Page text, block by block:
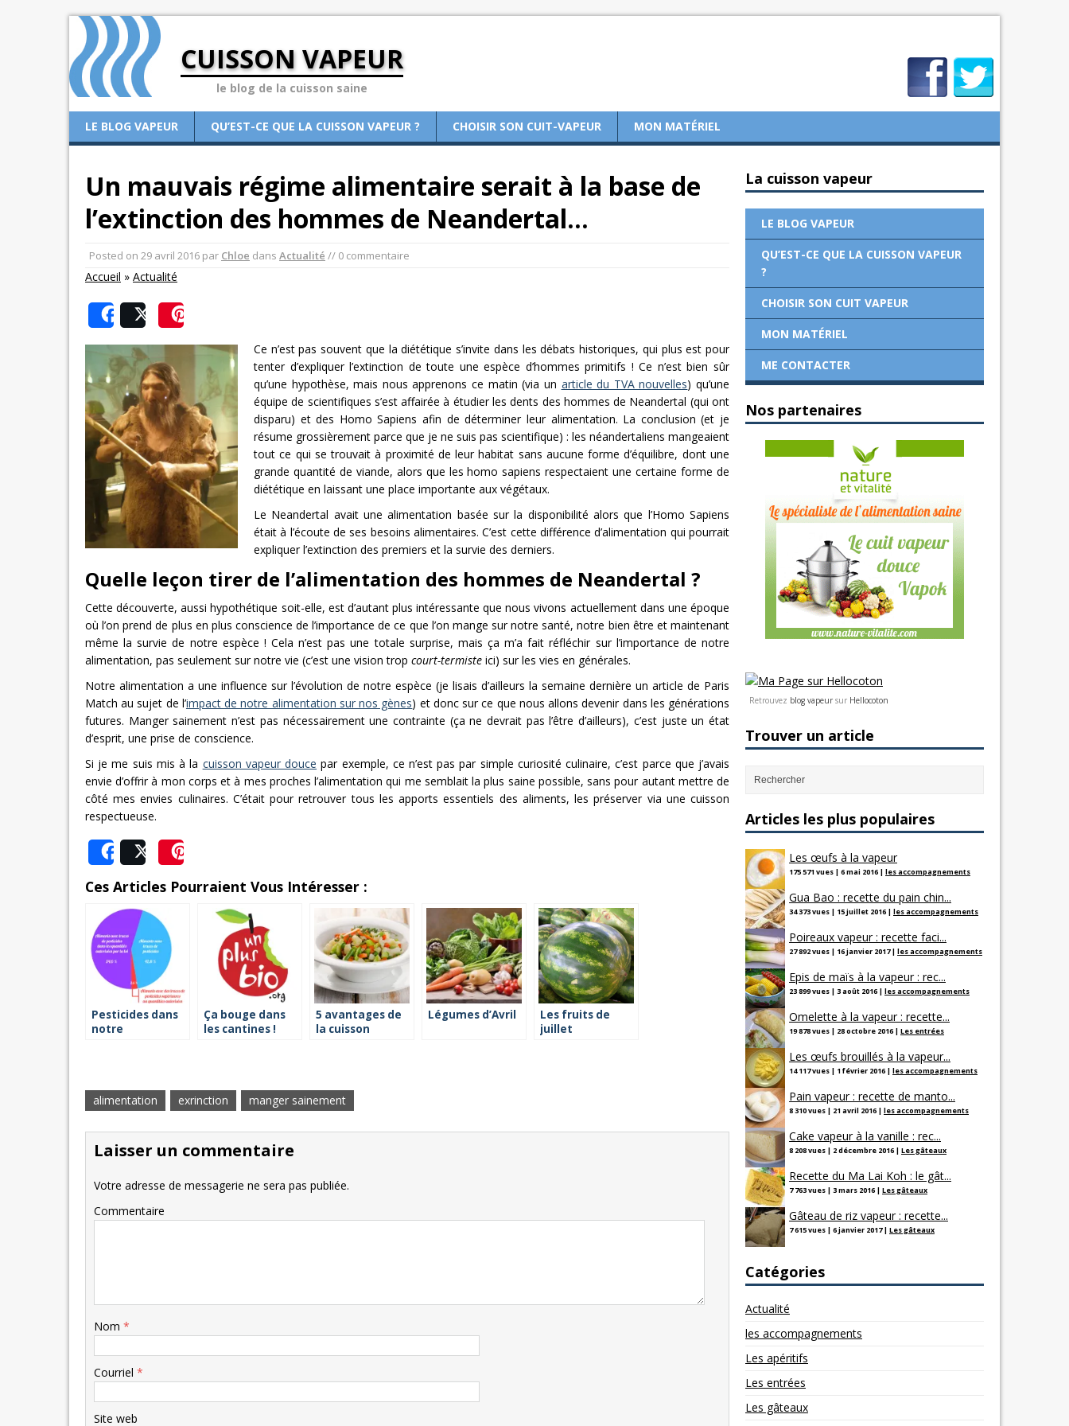
CUISSON VAPEUR
le blog de la cuisson saine
LE BLOG VAPEUR QU’EST-CE QUE LA CUISSON VAPEUR ? CHOISIR SON CUIT-VAPEUR MON MATÉRIEL
Un mauvais régime alimentaire serait à la base de
l’extinction des hommes de Neandertal…
Posted on 29 avril 2016 par Chloe dans Actualité // 0 commentaire
Accueil » Actualité
SharePost
Ce n’est pas souvent que la diététique s’invite dans les débats historiques, qui plus est pour
tenter d’expliquer l’extinction de toute une espèce d’hommes primitifs ! Ce n’est bien sûr
qu’une hypothèse, mais nous apprenons ce matin (via un article du TVA nouvelles) qu’une
équipe de scientifiques s’est affairée à étudier les dents des hommes de Neandertal (qui ont
disparu) et des Homo Sapiens afin de déterminer leur alimentation. La conclusion (et je
résume grossièrement parce que je ne suis pas scientifique) : les néandertaliens mangeaient
tout ce qui se trouvait à proximité de leur habitat sans aucune forme d’équilibre, dont une
grande quantité de viande, alors que les homo sapiens respectaient une certaine forme de
diététique en laissant une place importante aux végétaux.
Le Neandertal avait une alimentation basée sur la disponibilité alors que l’Homo Sapiens
était à l’écoute de ses besoins alimentaires. C’est cette différence d’alimentation qui pourrait
expliquer l’extinction des premiers et la survie des derniers.
Quelle leçon tirer de l’alimentation des hommes de Neandertal ?
Cette découverte, aussi hypothétique soit-elle, est d’autant plus intéressante que nous vivons actuellement dans une époque
où l’on prend de plus en plus conscience de l’importance de ce que l’on mange sur notre santé, notre bien être et maintenant
même la survie de notre espèce ! Cela n’est pas une totale surprise, mais ça m’a fait réfléchir sur l’importance de notre
alimentation, pas seulement sur notre vie (c’est une vision trop court-termiste ici) sur les vies en générales.
Notre alimentation a une influence sur l’évolution de notre espèce (je lisais d’ailleurs la semaine dernière un article de Paris
Match au sujet de l’impact de notre alimentation sur nos gènes) et donc sur ce que nous allons devenir dans les générations
futures. Manger sainement n’est pas nécessairement une contrainte (ça ne devrait pas l’être d’ailleurs), c’est juste un état
d’esprit, une prise de conscience.
Si je me suis mis à la cuisson vapeur douce par exemple, ce n’est pas par simple curiosité culinaire, c’est parce que j’avais
envie d’offrir à mon corps et à mes proches l’alimentation qui me semblait la plus saine possible, sans pour autant mettre de
côté mes envies culinaires. C’était pour retrouver tous les apports essentiels des aliments, les préserver via une cuisson
respectueuse.
SharePost
Ces Articles Pourraient Vous Intéresser :
Pesticides dans
notre
Ça bouge dans
les cantines !
5 avantages de
la cuisson
Légumes d’Avril
Les fruits de
juillet
alimentation exrinction manger sainement
Laisser un commentaire
Votre adresse de messagerie ne sera pas publiée.
Commentaire
Nom *
Courriel *
Site web
La cuisson vapeur
LE BLOG VAPEUR
QU’EST-CE QUE LA CUISSON VAPEUR
?
CHOISIR SON CUIT VAPEUR
MON MATÉRIEL
ME CONTACTER
Nos partenaires
Retrouvez blog vapeur sur Hellocoton
Trouver un article
Articles les plus populaires
Les œufs à la vapeur
175 571 vues | 6 mai 2016 | les accompagnements
Gua Bao : recette du pain chin...
34 373 vues | 15 juillet 2016 | les accompagnements
Poireaux vapeur : recette faci...
27 892 vues | 16 janvier 2017| les accompagnements
Epis de maïs à la vapeur : rec...
23 899 vues | 3 août 2016 | les accompagnements
Omelette à la vapeur : recette...
19 878 vues | 28 octobre 2016 | Les entrées
Les œufs brouillés à la vapeur...
14 117 vues | 1 février 2016 | les accompagnements
Pain vapeur : recette de manto...
8 310 vues | 21 avril 2016 | les accompagnements
Cake vapeur à la vanille : rec...
8 208 vues | 2 décembre 2016 | Les gâteaux
Recette du Ma Lai Koh : le gât...
7 763 vues | 3 mars 2016 | Les gâteaux
Gâteau de riz vapeur : recette...
7 615 vues | 6 janvier 2017| Les gâteaux
Catégories
Actualité
les accompagnements
Les apéritifs
Les entrées
Les gâteaux